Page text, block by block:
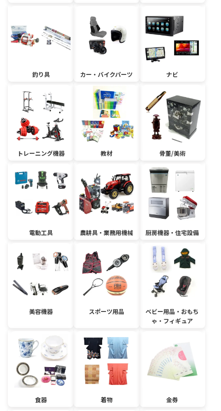
釣り具 カー・バイクパーツ ナビ
トレーニング機器 教材 骨董/美術
電動工具 農耕具・業務用機械 厨房機器・住宅設備
美容機器 スポーツ用品
ベビー用品・おもち
ゃ・フィギュア
食器 着物 金券